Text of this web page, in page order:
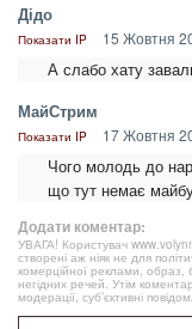
Дідо
Показати IP 15 Жовтня
А слабо хату
МайСтрим
Показати IP 17 Жовтня
Чого молодь до
що тут немає
Додати коментар:
УВАГА! Користувач
створені аж ніяк не для
комерційної реклами, образ,
негідних речей. Утім
модерації, суб’єктивні